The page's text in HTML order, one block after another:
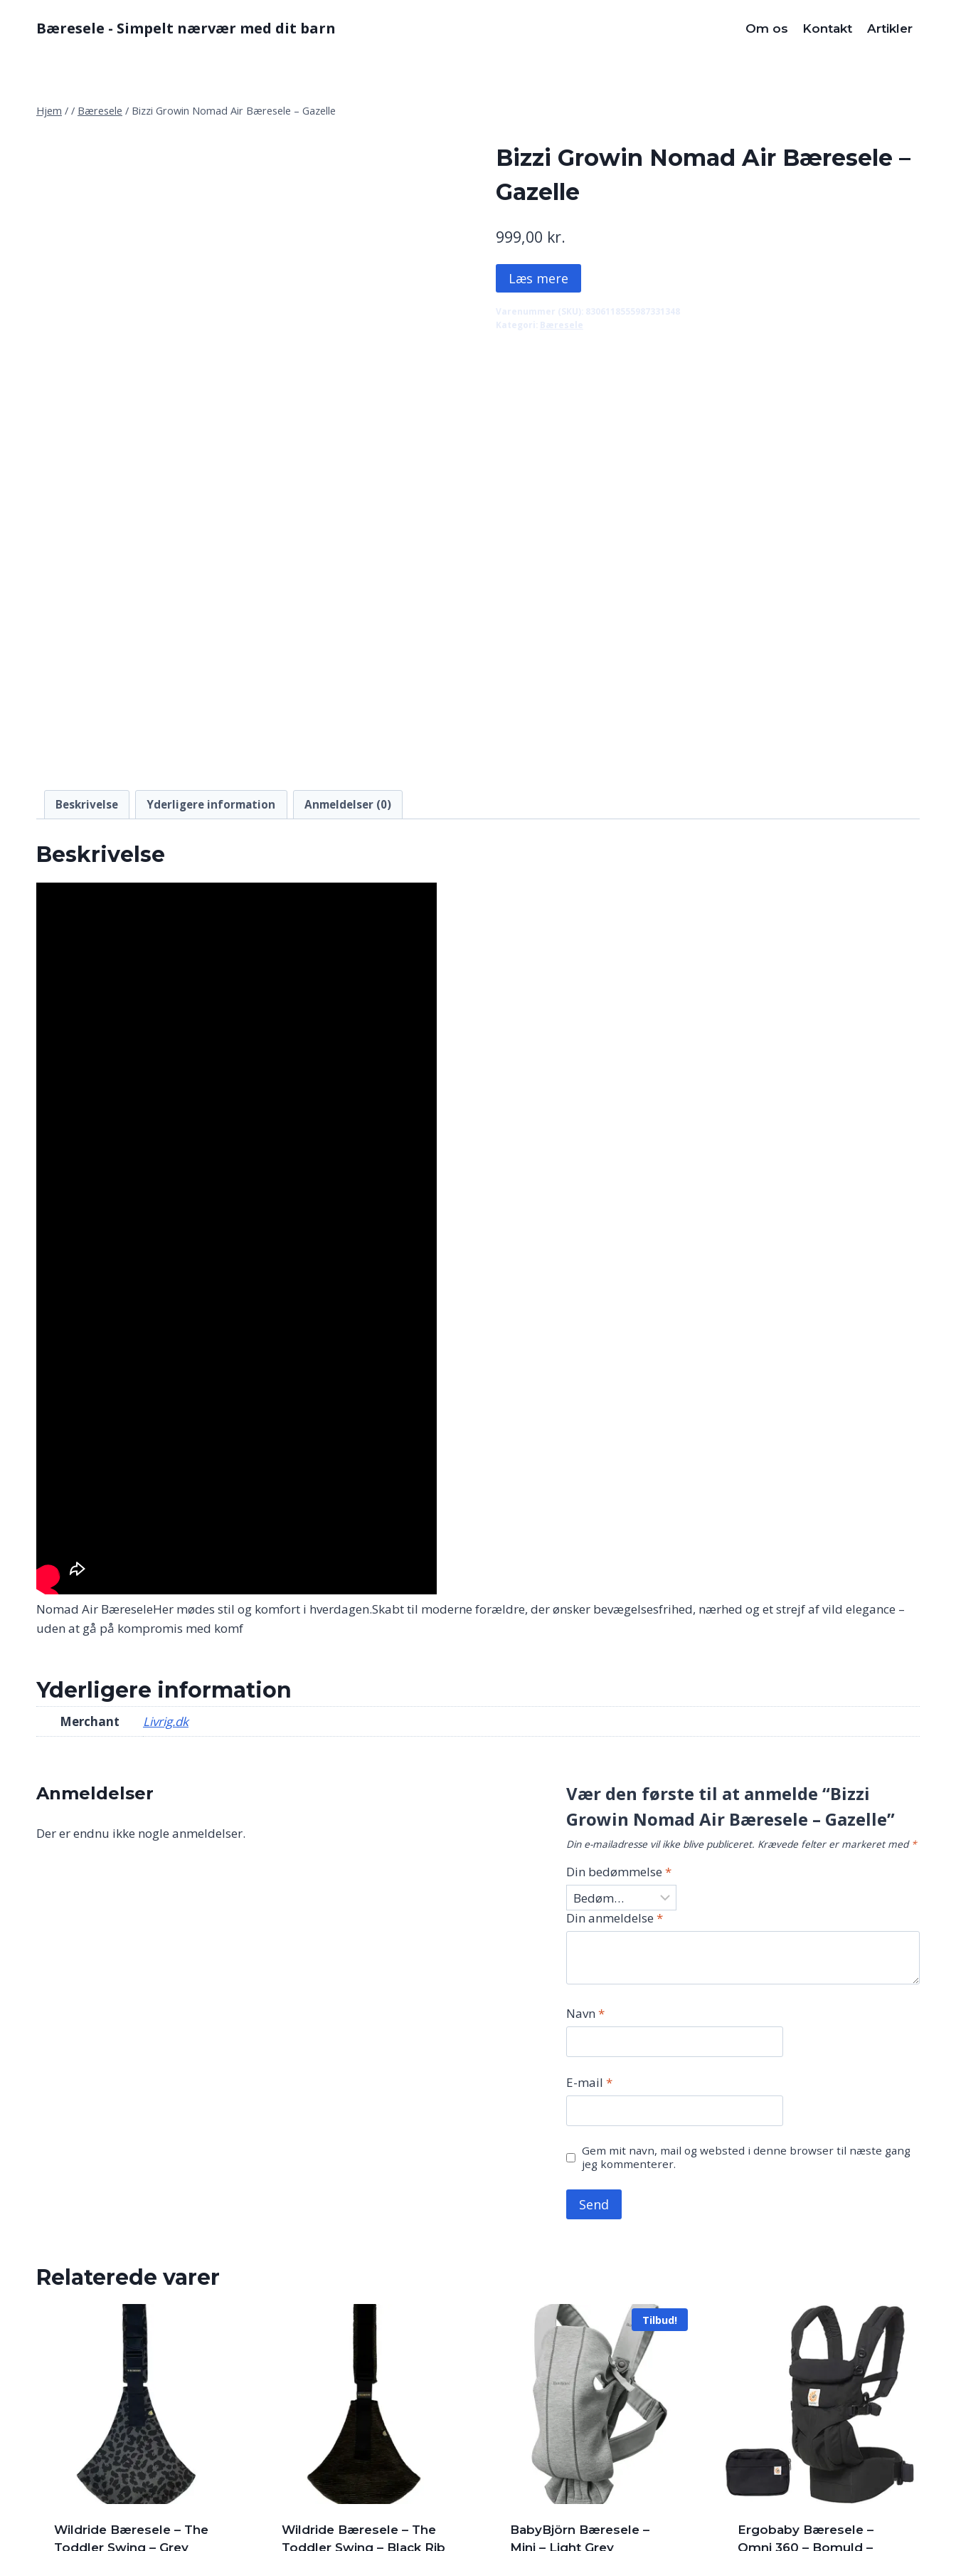
Bæresele - Simpelt nærvær med dit barn Om os Kontakt Artikler
Hjem / / Bæresele / Bizzi Growin Nomad Air Bæresele – Gazelle
Bizzi Growin Nomad Air Bæresele –
Gazelle
999,00 kr.
Læs mere
Varenummer (SKU): 8306118555987331348
Kategori: Bæresele
Beskrivelse Yderligere information Anmeldelser (0)
Beskrivelse
Nomad Air BæreseleHer mødes stil og komfort i hverdagen.Skabt til moderne forældre, der ønsker bevægelsesfrihed, nærhed og et strejf af vild elegance –
uden at gå på kompromis med komf
Yderligere information
Merchant Livrig.dk
Anmeldelser
Der er endnu ikke nogle anmeldelser.
Vær den første til at anmelde “Bizzi
Growin Nomad Air Bæresele – Gazelle”
Din e-mailadresse vil ikke blive publiceret. Krævede felter er markeret med *
Din bedømmelse*
Din anmeldelse*
Navn*
E-mail*
Gem mit navn, mail og websted i denne browser til næste gang
jeg kommenterer.
Relaterede varer
Wildride Bæresele – The
Toddler Swing – Grey
Wildride Bæresele – The
Toddler Swing – Black Rib
Tilbud!
BabyBjörn Bæresele –
Mini – Light Grey
Ergobaby Bæresele –
Omni 360 – Bomuld –